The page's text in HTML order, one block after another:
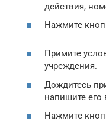
действия,
Нажмите
Примите
учреждения.
Дождитесь
напишите
Нажмите